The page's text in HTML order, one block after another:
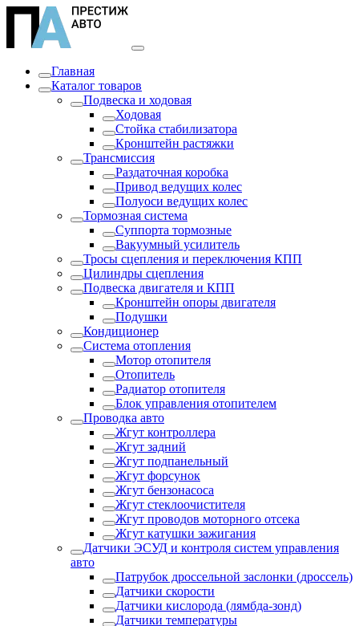
Главная
Каталог товаров
Подвеска и ходовая
Ходовая
Стойка стабилизатора
Кронштейн растяжки
Трансмиссия
Раздаточная коробка
Привод ведущих колес
Полуоси ведущих колес
Тормозная система
Суппорта тормозные
Вакуумный усилитель
Тросы сцепления и переключения КПП
Цилиндры сцепления
Подвеска двигателя и КПП
Кронштейн опоры двигателя
Подушки
Кондиционер
Система отопления
Мотор отопителя
Отопитель
Радиатор отопителя
Блок управления отопителем
Проводка авто
Жгут контроллера
Жгут задний
Жгут подпанельный
Жгут форсунок
Жгут бензонасоса
Жгут стеклоочистителя
Жгут проводов моторного отсека
Жгут катушки зажигания
Датчики ЭСУД и контроля систем управления
авто
Патрубок дроссельной заслонки (дроссель)
Датчики скорости
Датчики кислорода (лямбда-зонд)
Датчики температуры